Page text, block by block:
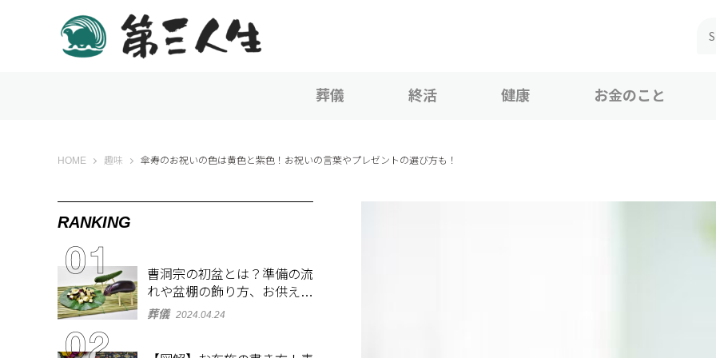
葬儀 終活 健康 お金のこと
HOME 第三人生 〜寄り道の歩き方〜
趣味 傘寿のお祝いの色は黄色と紫色！お祝いの言葉やプレゼントの選び方も！
RANKING
曹洞宗の初盆とは？準備の流
れや盆棚の飾り方、お供え物
を解説
葬儀 2024.04.24